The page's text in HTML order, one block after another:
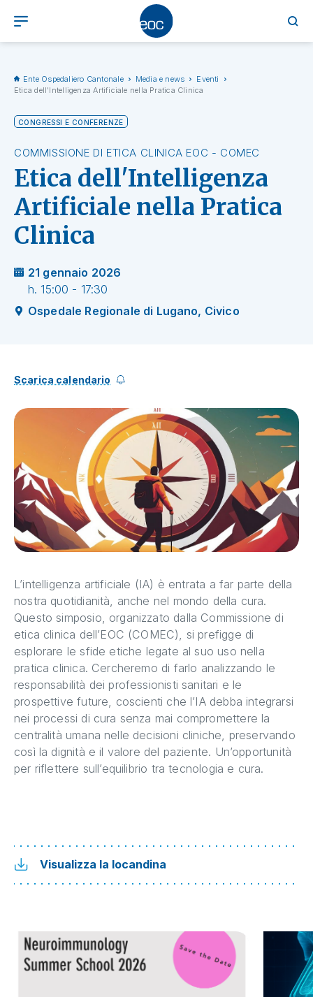
Ente Ospedaliero Cantonale Media e news
Eventi
Etica dell'Intelligenza Artificiale nella Pratica Clinica
CONGRESSI E CONFERENZE
COMMISSIONE DI ETICA CLINICA EOC - COMEC
Etica dell'Intelligenza
Artificiale nella Pratica
Clinica
21 gennaio 2026
h. 15:00 - 17:30
Ospedale Regionale di Lugano, Civico
Scarica calendario
L’intelligenza artificiale (IA) è entrata a far parte della
nostra quotidianità, anche nel mondo della cura.
Questo simposio, organizzato dalla Commissione di
etica clinica dell’EOC (COMEC), si prefigge di
esplorare le sfide etiche legate al suo uso nella
pratica clinica. Cercheremo di farlo analizzando le
responsabilità dei professionisti sanitari e le
prospettive future, coscienti che l’IA debba integrarsi
nei processi di cura senza mai compromettere la
centralità umana nelle decisioni cliniche, preservando
così la dignità e il valore del paziente. Un’opportunità
per riflettere sull’equilibrio tra tecnologia e cura.
Visualizza la locandina